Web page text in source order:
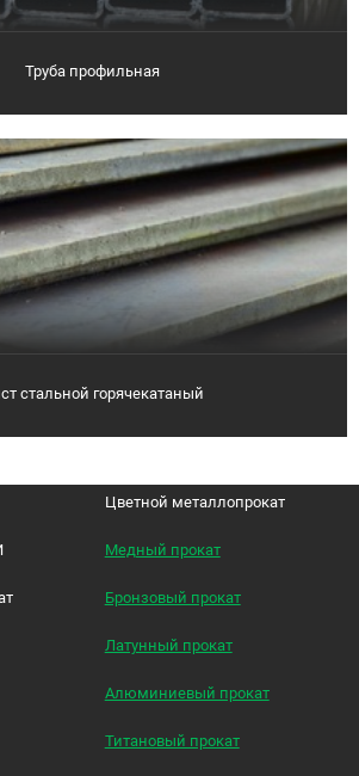
Труба профильная
стальной горячекатаный
Цветной металлопрокат
Медный прокат
Бронзовый прокат
Латунный прокат
Алюминиевый прокат
Титановый прокат